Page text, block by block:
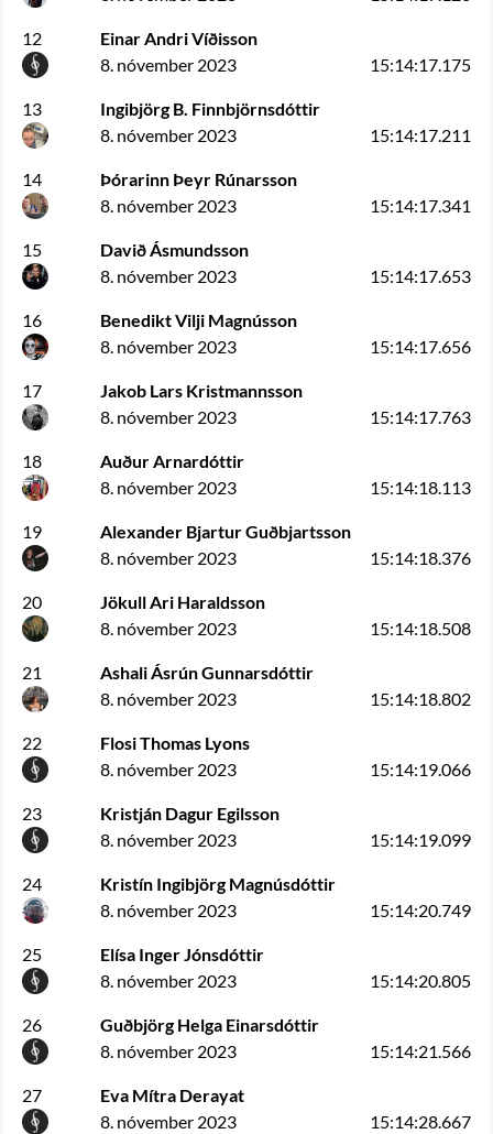
12
Einar Andri Víðisson
8. nóvember 2023
15:14:17.175
13
Ingibjörg B. Finnbjörnsdóttir
8. nóvember 2023
15:14:17.211
14
Þórarinn Þeyr Rúnarsson
8. nóvember 2023
15:14:17.341
15
Davið Ásmundsson
8. nóvember 2023
15:14:17.653
16
Benedikt Vilji Magnússon
8. nóvember 2023
15:14:17.656
17
Jakob Lars Kristmannsson
8. nóvember 2023
15:14:17.763
18
Auður Arnardóttir
8. nóvember 2023
15:14:18.113
19
Alexander Bjartur Guðbjartsson
8. nóvember 2023
15:14:18.376
20
Jökull Ari Haraldsson
8. nóvember 2023
15:14:18.508
21
Ashali Ásrún Gunnarsdóttir
8. nóvember 2023
15:14:18.802
22
Flosi Thomas Lyons
8. nóvember 2023
15:14:19.066
23
Kristján Dagur Egilsson
8. nóvember 2023
15:14:19.099
24
Kristín Ingibjörg Magnúsdóttir
8. nóvember 2023
15:14:20.749
25
Elísa Inger Jónsdóttir
8. nóvember 2023
15:14:20.805
26
Guðbjörg Helga Einarsdóttir
8. nóvember 2023
15:14:21.566
27
Eva Mítra Derayat
8. nóvember 2023
15:14:28.667